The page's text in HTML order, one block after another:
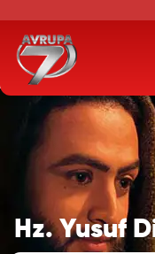
Hz. Yusuf